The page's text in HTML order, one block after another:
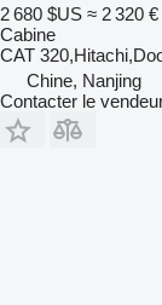
2 680 $US ≈ 2 320 €
Cabine
CAT
Chine, Nanjing
Contacter le